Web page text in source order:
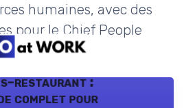
humaines, avec des
pour le Chief People
restaurant :
complet pour